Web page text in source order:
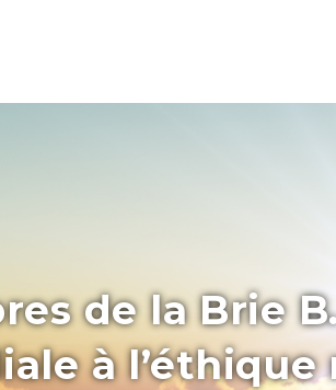
de la Brie
à l’éthique